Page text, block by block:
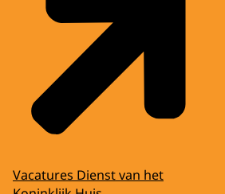
Vacatures Dienst van het